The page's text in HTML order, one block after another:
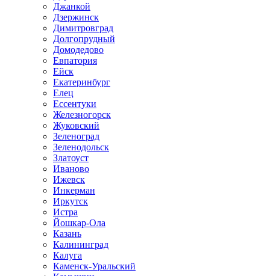
Джанкой
Дзержинск
Димитровград
Долгопрудный
Домодедово
Евпатория
Ейск
Екатеринбург
Елец
Ессентуки
Железногорск
Жуковский
Зеленоград
Зеленодольск
Златоуст
Иваново
Ижевск
Инкерман
Иркутск
Истра
Йошкар-Ола
Казань
Калининград
Калуга
Каменск-Уральский